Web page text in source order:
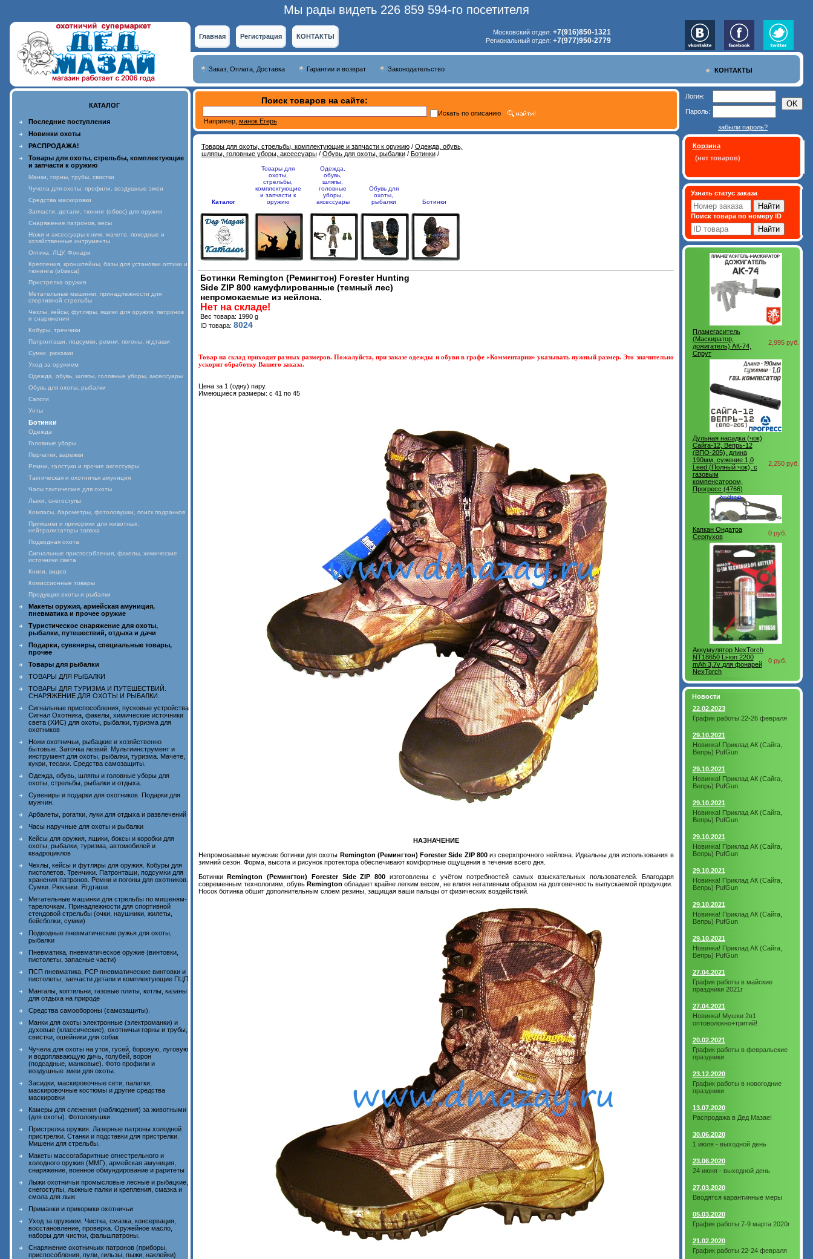
Мы рады видеть 226 859 594-го посетителя
Главная Регистрация КОНТАКТЫ
Московский отдел: +7(916)850-1321
Региональный отдел: +7(977)950-2779
КОНТАКТЫ
Заказ, Оплата, Доставка Гарантии и возврат Законодательство
КАТАЛОГ
Последние поступления
Новинки охоты
РАСПРОДАЖА!
Товары для охоты, стрельбы, комплектующие
и запчасти к оружию
Манки, горны, трубы, свистки
Чучела для охоты, профили, воздушные змеи
Средства маскировки
Запчасти, детали, тюнинг (обвес) для оружия
Снаряжение патронов, весы
Ножи и аксессуары к ним, мачете, походные и
хозяйственные интрументы
Оптика, ЛЦУ, Фонари
Крепления, кронштейны, базы для установки оптики и
тюнинга (обвеса)
Пристрелка оружия
Метательные машинки, принадлежности для
спортивной стрельбы
Чехлы, кейсы, футляры, ящики для оружия, патронов
и снаряжения
Кобуры, тренчики
Патронташи, подсумки, ремни, погоны, ягдташи
Сумки, рюкзаки
Уход за оружием
Одежда, обувь, шляпы, головные уборы, аксессуары
Обувь для охоты, рыбалки
Сапоги
Унты
Ботинки
Одежда
Головные уборы
Перчатки, варежки
Ремни, галстуки и прочие аксессуары
Тактическая и охотничья амуниция
Часы тактические для охоты
Лыжи, снегоступы
Компасы, барометры, фотоловушки, поиск подранков
Приманки и прикормки для животных,
нейтрализаторы запаха
Подводная охота
Сигнальные приспособления, факелы, химические
источники света
Книги, видео
Комиссионные товары
Продукция охоты и рыбалки
Макеты оружия, армейская амуниция,
пневматика и прочее оружие
Туристическое снаряжение для охоты,
рыбалки, путешествий, отдыха и дачи
Подарки, сувениры, специальные товары,
прочее
Товары для рыбалки
ТОВАРЫ ДЛЯ РЫБАЛКИ
ТОВАРЫ ДЛЯ ТУРИЗМА И ПУТЕШЕСТВИЙ.
СНАРЯЖЕНИЕ ДЛЯ ОХОТЫ И РЫБАЛКИ.
Сигнальные приспособления, пусковые устройства
Сигнал Охотника, факелы, химические источники
света (ХИС) для охоты, рыбалки, туризма для
охотников
Ножи охотничьи, рыбацкие и хозяйственно
бытовые. Заточка лезвий. Мультиинструмент и
инструмент для охоты, рыбалки, туризма. Мачете,
кукри, тесаки. Средства самозащиты.
Одежда, обувь, шляпы и головные уборы для
охоты, стрельбы, рыбалки и отдыха.
Сувениры и подарки для охотников. Подарки для
мужчин.
Арбалеты, рогатки, луки для отдыха и развлечений
Часы наручные для охоты и рыбалки
Кейсы для оружия, ящики, боксы и коробки для
охоты, рыбалки, туризма, автомобилей и
квадроциклов
Чехлы, кейсы и футляры для оружия. Кобуры для
пистолетов. Тренчики. Патронташи, подсумки для
хранения патронов. Ремни и погоны для охотников.
Сумки. Рюкзаки. Ягдташи.
Метательные машинки для стрельбы по мишеням-
тарелочкам. Принадлежности для спортивной
стендовой стрельбы (очки, наушники, жилеты,
бейсболки, сумки)
Подводные пневматические ружья для охоты,
рыбалки
Пневматика, пневматическое оружие (винтовки,
пистолеты, запасные части)
ПСП пневматика, PCP пневматические винтовки и
пистолеты, запчасти детали и комплектующие ПЦП
Мангалы, коптильни, газовые плиты, котлы, казаны
для отдыха на природе
Средства самообороны (самозащиты).
Манки для охоты электронные (электроманки) и
духовые (классические), охотничьи горны и трубы,
свистки, ошейники для собак
Чучела для охоты на уток, гусей, боровую, луговую
и водоплавающую дичь, голубей, ворон
(подсадные, манковые). Фото профили и
воздушные змеи для охоты.
Засидки, маскировочные сети, палатки,
маскировочные костюмы и другие средства
маскировки
Камеры для слежения (наблюдения) за животными
(для охоты). Фотоловушки.
Пристрелка оружия. Лазерные патроны холодной
пристрелки. Станки и подставки для пристрелки.
Мишени для стрельбы.
Макеты массогабаритные огнестрельного и
холодного оружия (ММГ), армейская амуниция,
снаряжение, военное обмундирование и раритеты
Лыжи охотничьи промысловые лесные и рыбацкие,
снегоступы, лыжные палки и крепления, смазка и
смола для лыж
Приманки и прикормки охотничьи
Уход за оружием. Чистка, смазка, консервация,
восстановление, проверка. Оружейное масло,
наборы для чистки, фальшпатроны.
Снаряжение охотничьих патронов (приборы,
приспособления, пули, гильзы, пыжи, наклейки)
Поиск товаров на сайте:
Например, манок Егерь
Искать по описанию
Товары для охоты, стрельбы, комплектующие и запчасти к оружию/ Одежда, обувь,
шляпы, головные уборы, аксессуары/ Обувь для охоты, рыбалки/ Ботинки/
Каталог
Товары для
охоты,
стрельбы,
комплектующие
и запчасти к
оружию
Одежда,
обувь,
шляпы,
головные
уборы,
аксессуары
Обувь для
охоты,
рыбалки
Ботинки
Ботинки Remington (Ремингтон) Forester Hunting
Side ZIP 800 камуфлированные (темный лес)
непромокаемые из нейлона.
Нет на складе!
Вес товара: 1990 g
ID товара: 8024
Товар на склад приходит разных размеров. Пожалуйста, при заказе одежды и обуви в графе «Комментарии» указывать нужный размер. Это значительно
ускорит обработку Вашего заказа.
Цена за 1 (одну) пару.
Имеющиеся размеры: c 41 по 45
НАЗНАЧЕНИЕ
Непромокаемые мужские ботинки для охоты Remington (Ремингтон) Forester Side ZIP 800из сверхпрочного нейлона. Идеальны для использования в
зимний сезон. Форма, высота и рисунок протектора обеспечивают комфортные ощущения в течение всего дня.
БотинкиRemington (Ремингтон) Forester Side ZIP 800изготовлены с учётом потребностей самых взыскательных пользователей. Благодаря
современным технологиям, обувь Remington обладает крайне легким весом, не влияя негативным образом на долговечность выпускаемой продукции.
Носок ботинка обшит дополнительным слоем резины, защищая ваши пальцы от физических воздействий.
Логин:
Пароль:
забыли пароль?
Корзина
(нет товаров)
Узнать статус заказа
Поиск товара по номеру ID
Пламегаситель
(Маскиратор,
дожигатель) АК-74,
Спрут
2,995 руб.
Дульная насадка (чок)
Сайга-12, Вепрь-12
(ВПО-205), длина
190мм, сужение 1,0
Leed (Полный чок), с
газовым
компенсатором,
Прогресс (4766)
2,250 руб.
Капкан Ондатра
Серпухов
0 руб.
Аккумулятор NexTorch
NT18650 Li-ion 2200
mAh 3,7v для фонарей
NexTorch
0 руб.
Новости
22.02.2023
График работы 22-26 февраля
29.10.2021
Новинка! Приклад АК (Сайга,
Вепрь) PufGun
29.10.2021
Новинка! Приклад АК (Сайга,
Вепрь) PufGun
29.10.2021
Новинка! Приклад АК (Сайга,
Вепрь) PufGun
29.10.2021
Новинка! Приклад АК (Сайга,
Вепрь) PufGun
29.10.2021
Новинка! Приклад АК (Сайга,
Вепрь) PufGun
29.10.2021
Новинка! Приклад АК (Сайга,
Вепрь) PufGun
29.10.2021
Новинка! Приклад АК (Сайга,
Вепрь) PufGun
27.04.2021
График работы в майские
праздники 2021г
27.04.2021
Новинка! Мушки 2в1
оптоволокно+тритий!
20.02.2021
График работы в февральские
праздники
23.12.2020
График работы в новогодние
праздники
13.07.2020
Распродажа в Дед Мазае!
30.06.2020
1 июля - выходной день
23.06.2020
24 июня - выходной день
27.03.2020
Вводятся карантинные меры
05.03.2020
График работы 7-9 марта 2020г
21.02.2020
График работы 22-24 февраля